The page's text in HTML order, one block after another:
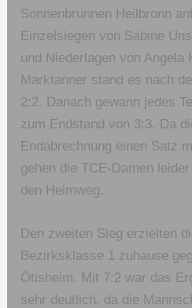
Sonnenbrunnen Heilbronn
Einzelsiegen von Sabine
und Niederlagen von Angela
Marktanner stand es nach
2:2. Danach gewann jedes
zum Endstand von 3:3. Da
Endabrechnung einen Satz
gehen die TCE-Damen
den Heimweg.
Den zweiten Sieg erzielten
Bezirksklasse 1 zuhause
Ötisheim. Mit 7:2 war das
sehr deutlich, da die